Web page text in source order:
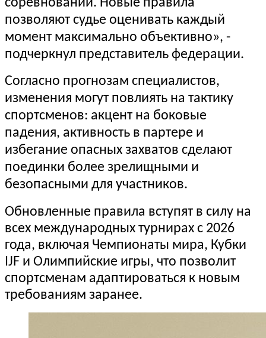
соревнований. Новые правила
позволяют судье оценивать каждый
момент максимально объективно», -
подчеркнул представитель федерации.
Согласно прогнозам специалистов,
изменения могут повлиять на тактику
спортсменов: акцент на боковые
падения, активность в партере и
избегание опасных захватов сделают
поединки более зрелищными и
безопасными для участников.
Обновленные правила вступят в силу на
всех международных турнирах с 2026
года, включая Чемпионаты мира, Кубки
IJF и Олимпийские игры, что позволит
спортсменам адаптироваться к новым
требованиям заранее.